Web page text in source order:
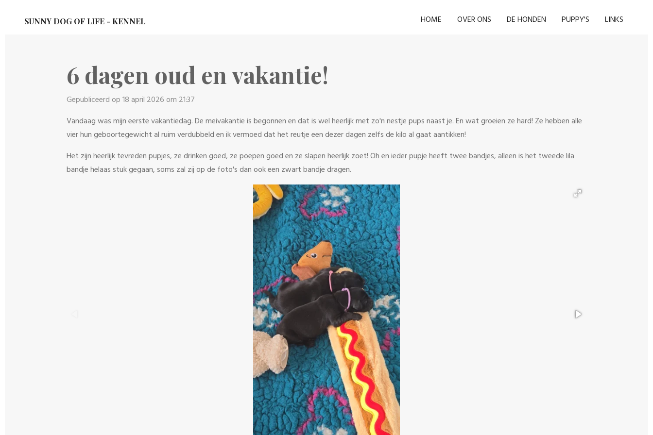
directSUNNY DOG OF LIFE - KENNEL HOME OVER ONS DE HONDEN PUPPY'S LINKS
6 dagen oud en vakantie!
Gepubliceerd op 18 april 2026 om 21:37
Vandaag was mijn eerste vakantiedag. De meivakantie is begonnen en dat is wel heerlijk met zo'n nestje pups naast je. En wat groeien ze hard! Ze hebben alle
vier hun geboortegewicht al ruim verdubbeld en ik vermoed dat het reutje een dezer dagen zelfs de kilo al gaat aantikken!
Het zijn heerlijk tevreden pupjes, ze drinken goed, ze poepen goed en ze slapen heerlijk zoet! Oh en ieder pupje heeft twee bandjes, alleen is het tweede lila
bandje helaas stuk gegaan, soms zal zij op de foto's dan ook een zwart bandje dragen.